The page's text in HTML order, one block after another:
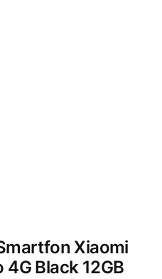
Xiaomi
4G Black 12GB